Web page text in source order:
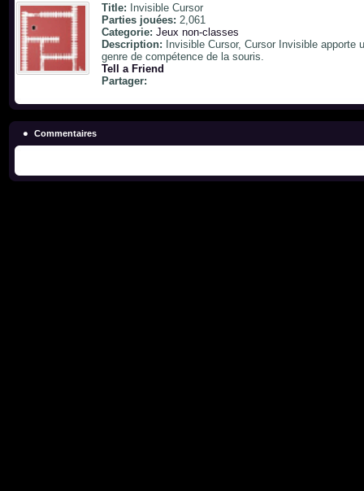
Title:
Invisible Cursor
Parties jouées: 2,061
Categorie: Jeux non-classes
Description:
Invisible Cursor, Cursor Invisible apporte
genre de compétence de la souris.
Tell a Friend
Partager:
Commentaires